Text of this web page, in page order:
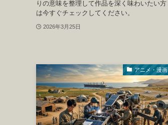
りの意味を整理して作品を深く味わいたい方
は今すぐチェックしてください。
2026年3月25日
アニメ・漫画